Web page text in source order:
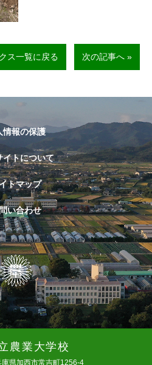
ス一覧に戻る 次の記事へ »
情報の保護
イトについて
トマップ
い合わせ
農業大学校
県加西市常吉町1256-4